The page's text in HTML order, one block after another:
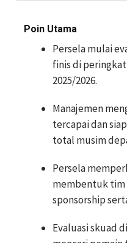
Poin Utama
Persela mulai
finis di
2025/2026.
Manajemen
tercapai dan
total musim
Persela
membentuk
sponsorship
Evaluasi skuad